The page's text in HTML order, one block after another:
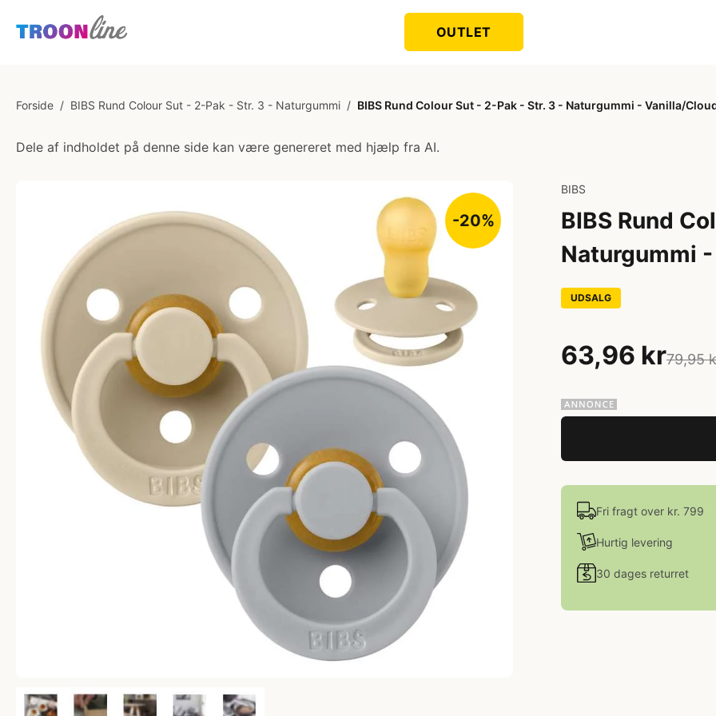
OUTLET
Forside / BIBS Rund Colour Sut - 2-Pak - Str. 3 - Naturgummi / BIBS Rund Colour Sut - 2-Pak - Str. 3 - Naturgummi - Vanilla/
Dele af indholdet på denne side kan være genereret med hjælp fra AI.
-20%
BIBS
BIBS Rund
Naturgummi
UDSALG
63,96 kr79,95
Fri fragt over kr. 799
Hurtig levering
30 dages returret